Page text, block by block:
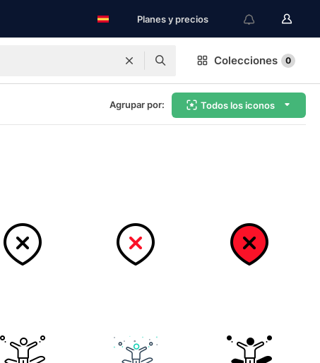
Planes y precios
Colecciones 0
Agrupar por: Todos los iconos